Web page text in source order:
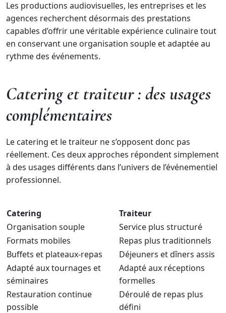
Les productions audiovisuelles, les entreprises et les
agences recherchent désormais des prestations
capables d’offrir une véritable expérience culinaire tout
en conservant une organisation souple et adaptée au
rythme des événements.
Catering et traiteur : des usages
complémentaires
Le catering et le traiteur ne s’opposent donc pas
réellement. Ces deux approches répondent simplement
à des usages différents dans l’univers de l’événementiel
professionnel.
Catering
Traiteur
Organisation souple
Service plus structuré
Formats mobiles
Repas plus traditionnels
Buffets et plateaux-repas
Déjeuners et dîners assis
Adapté aux tournages et
séminaires
Adapté aux réceptions
formelles
Restauration continue
possible
Déroulé de repas plus
défini